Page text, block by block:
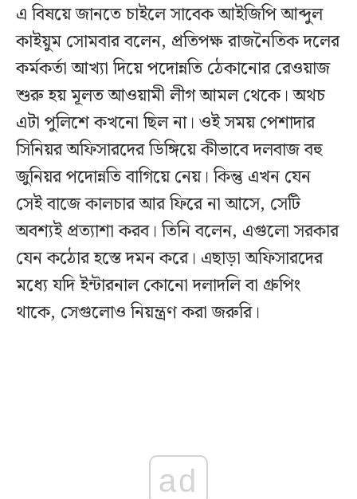
এ বিষয়ে জানতে চাইলে সাবেক আইজিপি আব্দুল
কাইয়ুম সোমবার বলেন, প্রতিপক্ষ রাজনৈতিক দলের
কর্মকর্তা আখ্যা দিয়ে পদোন্নতি ঠেকানোর রেওয়াজ
শুরু হয় মূলত আওয়ামী লীগ আমল থেকে। অথচ
এটা পুলিশে কখনো ছিল না। ওই সময় পেশাদার
সিনিয়র অফিসারদের ডিঙ্গিয়ে কীভাবে দলবাজ বহু
জুনিয়র পদোন্নতি বাগিয়ে নেয়। কিন্তু এখন যেন
সেই বাজে কালচার আর ফিরে না আসে, সেটি
অবশ্যই প্রত্যাশা করব। তিনি বলেন, এগুলো সরকার
যেন কঠোর হস্তে দমন করে। এছাড়া অফিসারদের
মধ্যে যদি ইন্টারনাল কোনো দলাদলি বা গ্রুপিং
থাকে, সেগুলোও নিয়ন্ত্রণ করা জরুরি।
ad